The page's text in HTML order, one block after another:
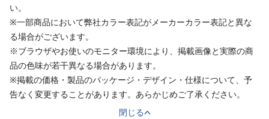
い。
※一部商品において弊社カラー表記がメーカーカラー表記と異な
る場合がございます。
※ブラウザやお使いのモニター環境により、掲載画像と実際の商
品の色味が若干異なる場合があります。
※掲載の価格・製品のパッケージ・デザイン・仕様について、予
告なく変更することがあります。あらかじめご了承ください。
閉じる